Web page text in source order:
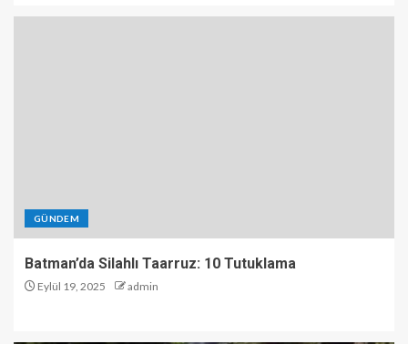
GÜNDEM
Batman’da Silahlı Taarruz: 10 Tutuklama
Eylül 19, 2025 admin